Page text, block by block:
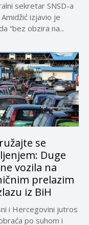
sekretar SNSD-a
izjavio je
“bez obzira na...
se
Duge
vozila na
prelazim
iz BiH
i Hercegovini jutros
po suhom i